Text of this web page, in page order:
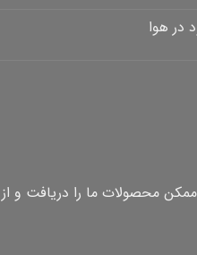
در هوا
ممکن محصولات ما را دریافت